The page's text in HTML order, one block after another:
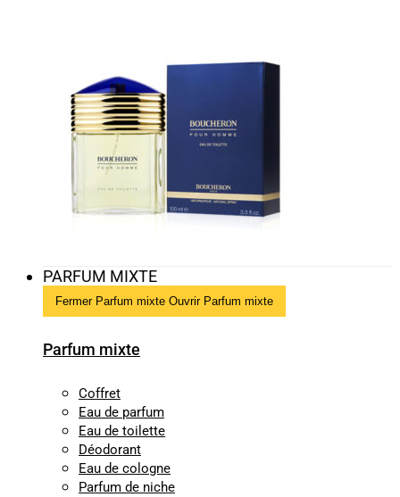
PARFUM MIXTE
Fermer Parfum mixte Ouvrir Parfum mixte
Parfum mixte
Coffret
Eau de parfum
Eau de toilette
Déodorant
Eau de cologne
Parfum de niche